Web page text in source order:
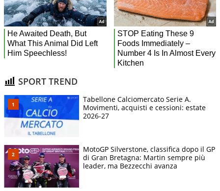
SPORT TREND
Tabellone Calciomercato Serie A.
Movimenti, acquisti e cessioni: estate
2026-27
MotoGP Silverstone, classifica dopo il GP
di Gran Bretagna: Martin sempre più
leader, ma Bezzecchi avanza